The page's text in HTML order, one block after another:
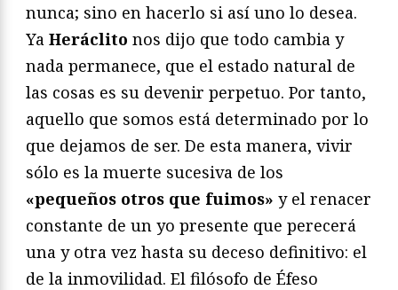
nunca; sino en hacerlo si así uno lo desea.
Ya Heráclito nos dijo que todo cambia y
nada permanece, que el estado natural de
las cosas es su devenir perpetuo. Por tanto,
aquello que somos está determinado por lo
que dejamos de ser. De esta manera, vivir
sólo es la muerte sucesiva de los
«pequeños otros que fuimos» y el renacer
constante de un yo presente que perecerá
una y otra vez hasta su deceso definitivo: el
de la inmovilidad. El filósofo de Éfeso